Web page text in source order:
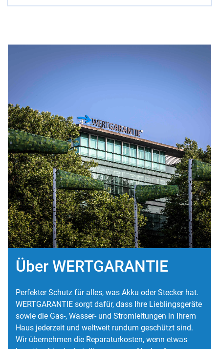
Über WERTGARANTIE
Perfekter Schutz für alles, was Akku oder Stecker hat.
WERTGARANTIE sorgt dafür, dass Ihre Lieblingsgeräte
sowie die Gas-, Wasser- und Stromleitungen in Ihrem
Haus jederzeit und weltweit rundum geschützt sind.
Wir übernehmen die Reparaturkosten, wenn etwas